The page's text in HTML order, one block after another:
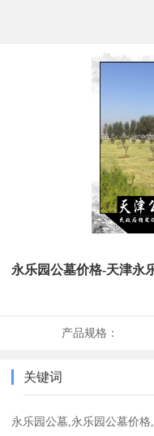
永乐园公墓价格-天津永
产品规格：
关键词
永乐园公墓,永乐园公墓价